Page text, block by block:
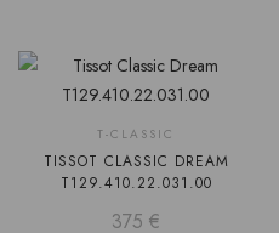
T-CLASSIC
TISSOT CLASSIC DREAM
T129.410.22.031.00
375 €